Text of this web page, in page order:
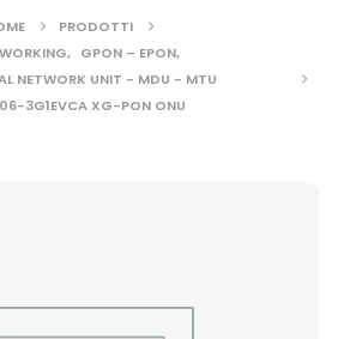
PRODOTTI
, GPON – EPON,
NETWORK UNIT - MDU - MTU
3G1EVCA XG-PON ONU